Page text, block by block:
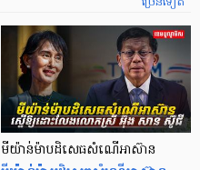
មីយ៉ាន់ម៉ាបដិសេធសំណើអាស៊ាន